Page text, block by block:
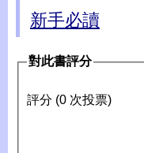
新手必讀
對此書評分
評分 (0 次投票)